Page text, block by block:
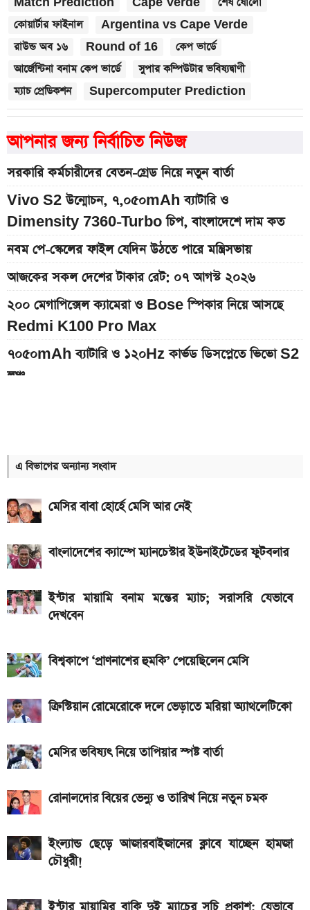
কোয়ার্টার ফাইনাল
Argentina vs Cape Verde
রাউন্ড অব ১৬
Round of 16
কেপ ভার্ডে
আর্জেন্টিনা বনাম কেপ ভার্ডে
সুপার কম্পিউটার ভবিষ্যদ্বাণী
ম্যাচ প্রেডিকশন
Supercomputer Prediction
আপনার জন্য নির্বাচিত নিউজ
সরকারি কর্মচারীদের বেতন-গ্রেড নিয়ে নতুন বার্তা
Vivo S2 উন্মোচন, ৭,০৫০mAh ব্যাটারি ও
Dimensity 7360-Turbo চিপ, বাংলাদেশে দাম কত
নবম পে-স্কেলের ফাইল যেদিন উঠতে পারে মন্ত্রিসভায়
আজকের সকল দেশের টাকার রেট: ০৭ আগস্ট ২০২৬
২০০ মেগাপিক্সেল ক্যামেরা ও Bose স্পিকার নিয়ে আসছে
Redmi K100 Pro Max
৭০৫০mAh ব্যাটারি ও ১২০Hz কার্ভড ডিসপ্লেতে ভিভো S2
লঞ্চ
কত
আগামী সপ্তাহেই সুখবর, বেতন-ইনক্রিমেট নিয়ে যা জানা গেল
Hero Xtreme 125R V2 বাইকটি কবে আসবে
আজকের স্বর্ণের বাজারদর: ০৭ আগস্ট ২০২৬
দাম
ভালভ ইঞ্জিন ও TFT ডিসপ্লে
ডিসপ্লে, থাকছে সরু ফ্রেম
যাবে
এ বিভাগের অন্যান্য সংবাদ
মেসির বাবা হোর্হে মেসি আর নেই
বাংলাদেশের ক্যাম্পে ম্যানচেস্টার ইউনাইটেডের ফুটবলার
ইন্টার মায়ামি বনাম মন্তের ম্যাচ; সরাসরি যেভাবে
দেখবেন
বিশ্বকাপে ‘প্রাণনাশের হুমকি’ পেয়েছিলেন মেসি
ক্রিস্টিয়ান রোমেরোকে দলে ভেড়াতে মরিয়া অ্যাথলেটিকো
মেসির ভবিষ্যৎ নিয়ে তাপিয়ার স্পষ্ট বার্তা
রোনালদোর বিয়ের ভেন্যু ও তারিখ নিয়ে নতুন চমক
ইংল্যান্ড ছেড়ে আজারবাইজানের ক্লাবে যাচ্ছেন হামজা
চৌধুরী!